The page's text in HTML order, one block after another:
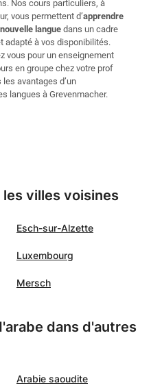
Nos cours particuliers, à
vous permettent d’apprendre
languedans un cadre
adapté à vos disponibilités.
vous pour un enseignement
en groupe chez votre prof
avantages d’un
langues à Grevenmacher.
les villes voisines
Esch-sur-Alzette
Luxembourg
Mersch
dans d'autres
Arabie saoudite